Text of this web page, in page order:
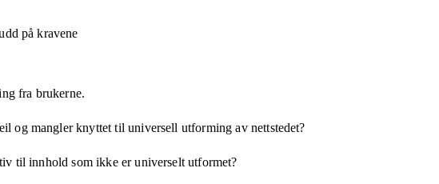
på kravene
fra brukerne.
og mangler knyttet til universell utforming av nettstedet?
til innhold som ikke er universelt utformet?